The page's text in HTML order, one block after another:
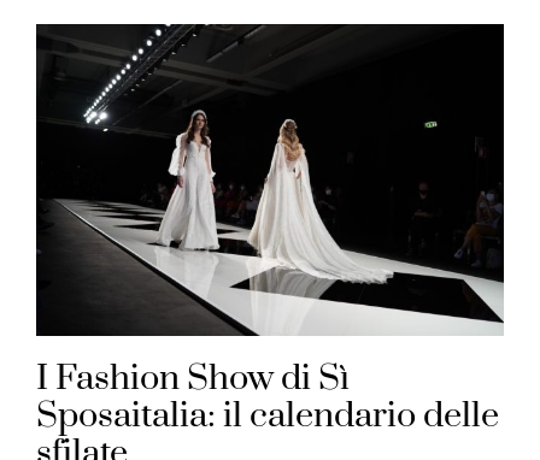
I Fashion Show di Sì
Sposaitalia: il calendario delle